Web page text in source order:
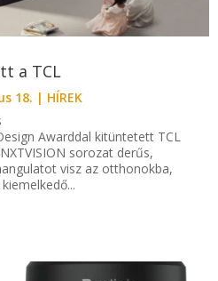
a TCL
18. | HÍREK
Awarddal kitüntetett TCL
sorozat derűs,
visz az otthonokba,